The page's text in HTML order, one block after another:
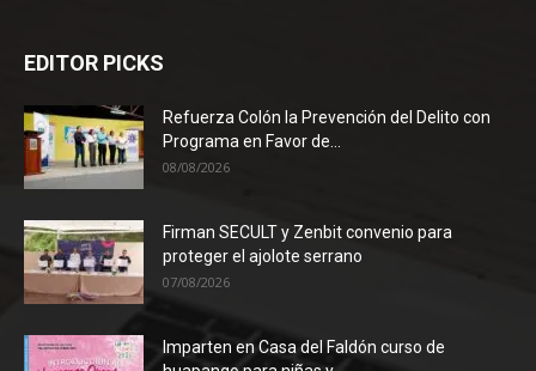
EDITOR PICKS
Refuerza Colón la Prevención del Delito con
Programa en Favor de...
08/08/2026
Firman SECULT y Zenbit convenio para
proteger el ajolote serrano
07/08/2026
Imparten en Casa del Faldón curso de